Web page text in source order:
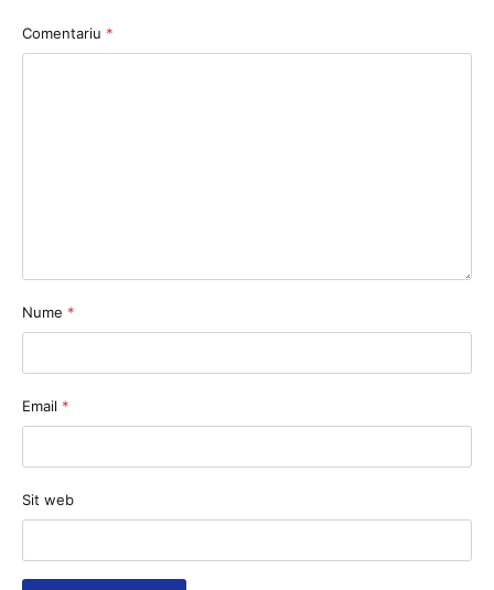
Comentariu *
Nume *
Email *
Sit web